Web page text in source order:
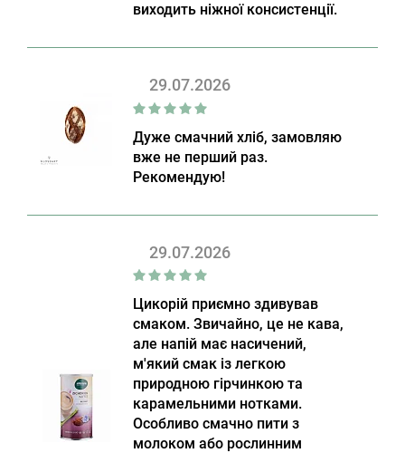
виходить ніжної консистенції.
29.07.2026
Дуже смачний хліб, замовляю
вже не перший раз.
Рекомендую!
29.07.2026
Цикорій приємно здивував
смаком. Звичайно, це не кава,
але напій має насичений,
м'який смак із легкою
природною гірчинкою та
карамельними нотками.
Особливо смачно пити з
молоком або рослинним